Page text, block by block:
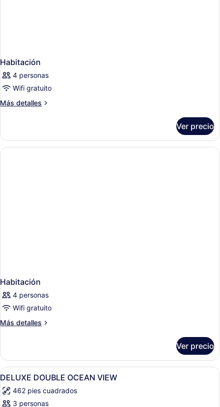
Habitación
4 personas
Wifi gratuito
Más detalles
Más
Ver precio
Habitación
4 personas
Wifi gratuito
Más detalles
Más
Ver precio
Abrir
todas
las
Minibar y caja de seguridad en la
8
DELUXE DOUBLE OCEAN VIEW
462 pies cuadrados
3 personas